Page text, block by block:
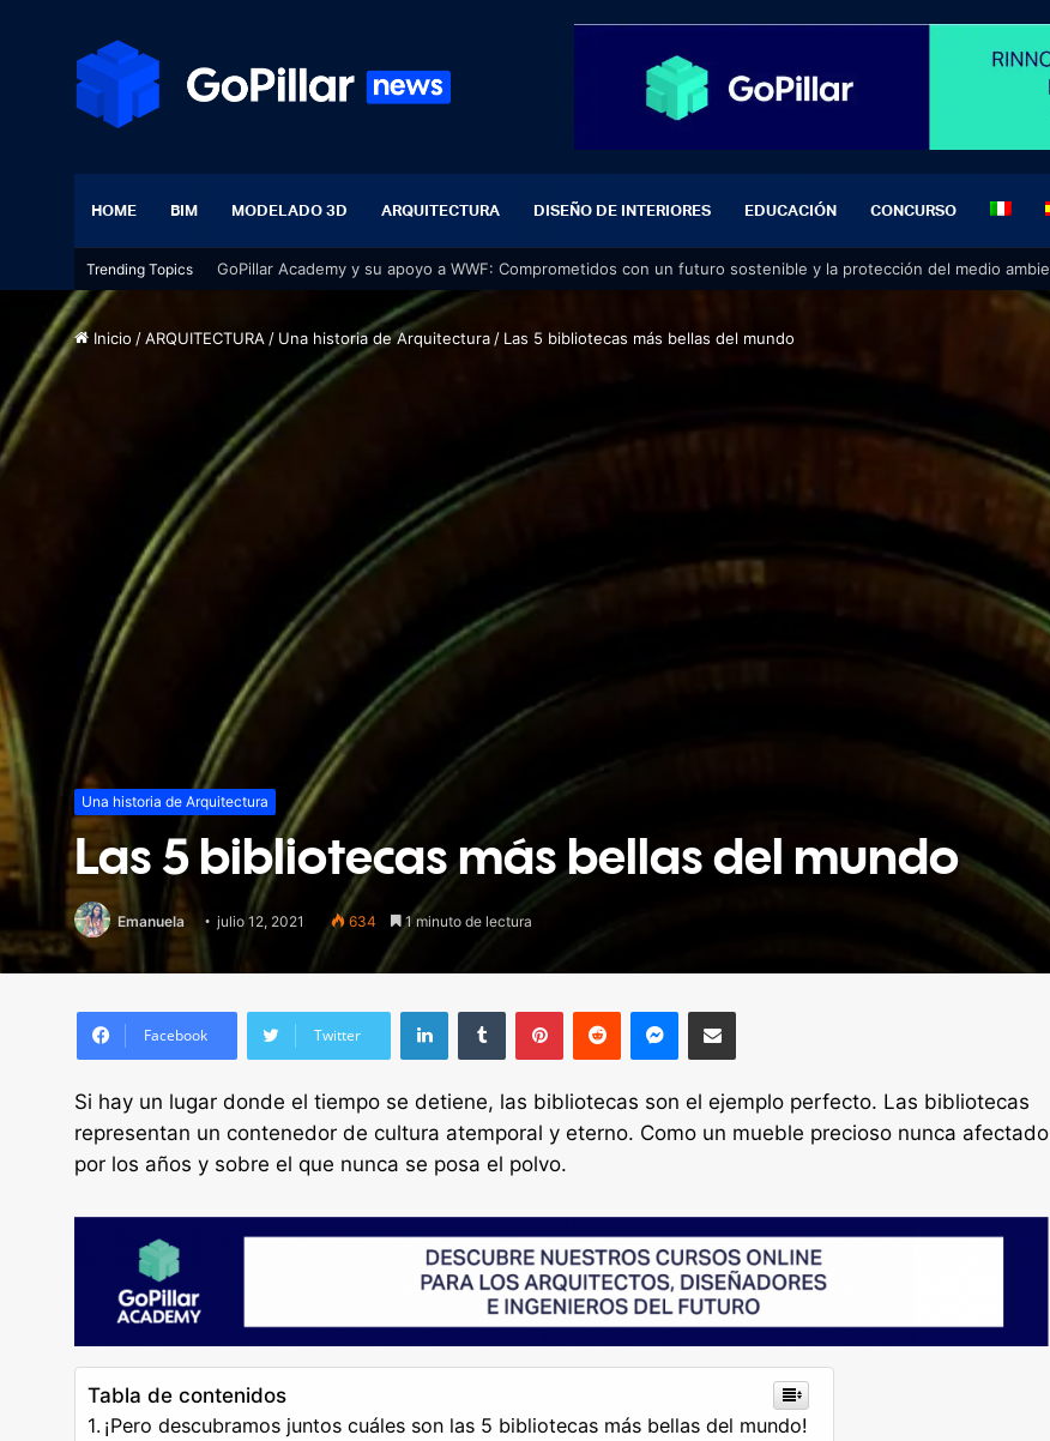
HOME BIM MODELADO 3D ARQUITECTURA DISEÑO DE INTERIORES EDUCACIÓN CONCURSO
Trending Topics
Inicio /ARQUITECTURA / Una historia de Arquitectura / Las 5 bibliotecas más bellas del mundo
Una historia de Arquitectura
Las 5 bibliotecas más bellas del mundo
Emanuela julio 12, 2021 634 1 minuto de lectura
Facebook Twitter
Si hay un lugar donde el tiempo se detiene, las bibliotecas son el ejemplo perfecto. Las bibliotecas
representan un contenedor de cultura atemporal y eterno. Como un mueble precioso nunca afectado
por los años y sobre el que nunca se posa el polvo.
Tabla de contenidos
¡Pero descubramos juntos cuáles son las 5 bibliotecas más bellas del mundo!